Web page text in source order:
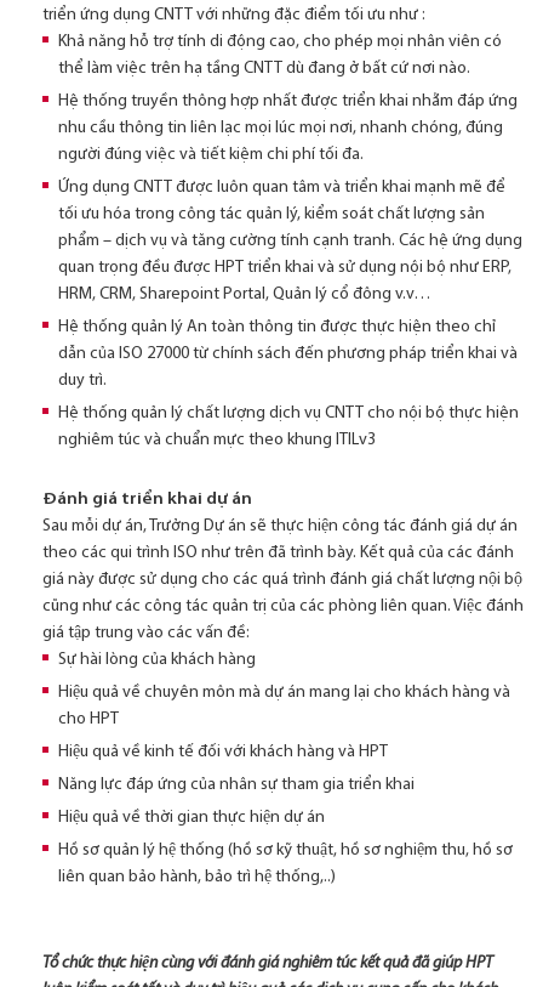
triển ứng dụng CNTT với những đặc điểm tối ưu như :
Khả năng hỗ trợ tính di động cao, cho phép mọi nhân viên có
thể làm việc trên hạ tầng CNTT dù đang ở bất cứ nơi nào.
Hệ thống truyền thông hợp nhất được triển khai nhằm đáp ứng
nhu cầu thông tin liên lạc mọi lúc mọi nơi, nhanh chóng, đúng
người đúng việc và tiết kiệm chi phí tối đa.
Ứng dụng CNTT được luôn quan tâm và triển khai mạnh mẽ để
tối ưu hóa trong công tác quản lý, kiểm soát chất lượng sản
phẩm – dịch vụ và tăng cường tính cạnh tranh. Các hệ ứng dụng
quan trọng đều được HPT triển khai và sử dụng nội bộ như ERP,
HRM, CRM, Sharepoint Portal, Quản lý cổ đông v.v…
Hệ thống quản lý An toàn thông tin được thực hiện theo chỉ
dẫn của ISO 27000 từ chính sách đến phương pháp triển khai và
duy trì.
Hệ thống quản lý chất lượng dịch vụ CNTT cho nội bộ thực hiện
nghiêm túc và chuẩn mực theo khung ITILv3
Đánh giá triển khai dự án
Sau mỗi dự án, Trưởng Dự án sẽ thực hiện công tác đánh giá dự án
theo các qui trình ISO như trên đã trình bày. Kết quả của các đánh
giá này được sử dụng cho các quá trình đánh giá chất lượng nội bộ
cũng như các công tác quản trị của các phòng liên quan. Việc đánh
giá tập trung vào các vấn đề:
Sự hài lòng của khách hàng
Hiệu quả về chuyên môn mà dự án mang lại cho khách hàng và
cho HPT
Hiệu quả về kinh tế đối với khách hàng và HPT
Năng lực đáp ứng của nhân sự tham gia triển khai
Hiệu quả về thời gian thực hiện dự án
Hồ sơ quản lý hệ thống (hồ sơ kỹ thuật, hồ sơ nghiệm thu, hồ sơ
liên quan bảo hành, bảo trì hệ thống,..)
Tổ chức thực hiện cùng với đánh giá nghiêm túc kết quả đã giúp HPT